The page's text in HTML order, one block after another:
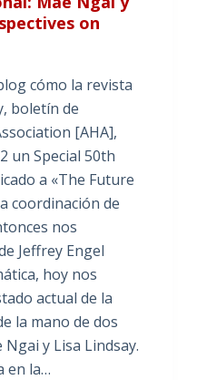
on
cómo la revista
boletín de
[AHA],
un Special 50th
a «The Future
coordinación de
nos
Jeffrey Engel
hoy nos
actual de la
la mano de dos
y Lisa Lindsay.
en la…